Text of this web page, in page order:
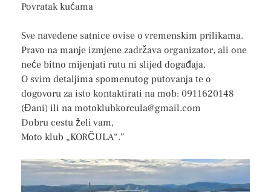
Povratak kućama
Sve navedene satnice ovise o vremenskim prilikama.
Pravo na manje izmjene zadržava organizator, ali one
neće bitno mijenjati rutu ni slijed događaja.
O svim detaljima spomenutog putovanja te o
dogovoru za isto kontaktirati na mob: 0911620148
(Đani) ili na motoklubkorcula@gmail.com
Dobru cestu želi vam,
Moto klub „KORČULA“.”